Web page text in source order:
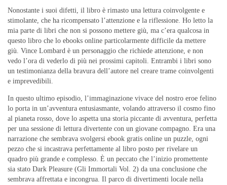
Nonostante i suoi difetti, il libro è rimasto una lettura coinvolgente e
stimolante, che ha ricompensato l’attenzione e la riflessione. Ho letto la
mia parte di libri che non si possono mettere giù, ma c’era qualcosa in
questo libro che lo ebooks online particolarmente difficile da mettere
giù. Vince Lombard è un personaggio che richiede attenzione, e non
vedo l’ora di vederlo di più nei prossimi capitoli. Entrambi i libri sono
un testimonianza della bravura dell’autore nel creare trame coinvolgenti
e imprevedibili.
In questo ultimo episodio, l’immaginazione vivace del nostro eroe felino
lo porta in un’avventura entusiasmante, volando attraverso il cosmo fino
al pianeta rosso, dove lo aspetta una storia piccante di avventura, perfetta
per una sessione di lettura divertente con un giovane compagno. Era una
narrazione che sembrava svolgersi ebook gratis online un puzzle, ogni
pezzo che si incastrava perfettamente al libro posto per rivelare un
quadro più grande e complesso. È un peccato che l’inizio promettente
sia stato Dark Pleasure (Gli Immortali Vol. 2) da una conclusione che
sembrava affrettata e incongrua. Il parco di divertimenti locale nella